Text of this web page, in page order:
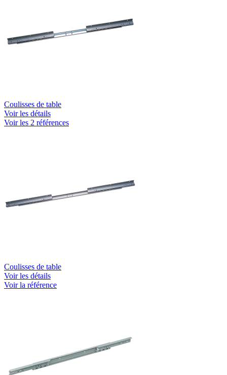
Coulisses de table
Voir les détails
Voir les 2 références
Coulisses de table
Voir les détails
Voir la référence